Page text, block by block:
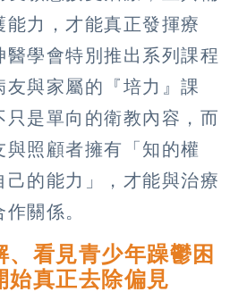
能力，才能真正發揮療
醫學會特別推出系列課程
友與家屬的『培力』課
只是單向的衛教內容，而
與照顧者擁有「知的權
己的能力」，才能與治療
關係。
、看見青少年躁鬱困
真正去除偏見